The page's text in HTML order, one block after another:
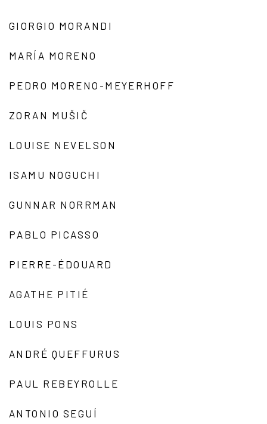
GIORGIO MORANDI
MARÍA MORENO
PEDRO MORENO-MEYERHOFF
ZORAN MUŠIČ
LOUISE NEVELSON
ISAMU NOGUCHI
GUNNAR NORRMAN
PABLO PICASSO
PIERRE-ÉDOUARD
AGATHE PITIÉ
LOUIS PONS
ANDRÉ QUEFFURUS
PAUL REBEYROLLE
ANTONIO SEGUÍ